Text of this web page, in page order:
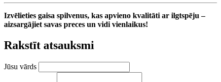
Izvēlieties gaisa spilvenus, kas apvieno kvalitāti ar ilgtspēju –
aizsargājiet savas preces un vidi vienlaikus!
Rakstīt atsauksmi
Jūsu vārds